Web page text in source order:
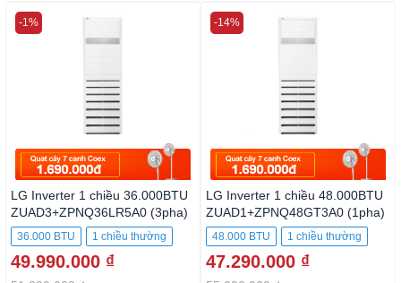
LG Inverter 1 chiều 36.000BTU
ZUAD3+ZPNQ36LR5A0 (3pha)
36.000 BTU 1 chiều thường
49.990.000 ₫
-1%
LG Inverter 1 chiều 48.000BTU
ZUAD1+ZPNQ48GT3A0 (1pha)
48.000 BTU 1 chiều thường
47.290.000 ₫
-14%